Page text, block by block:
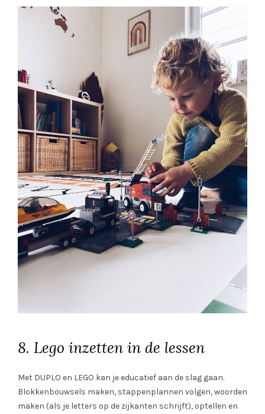
8. Lego inzetten in de lessen
Met DUPLO en LEGO kan je educatief aan de slag gaan.
Blokkenbouwsels maken, stappenplannen volgen, woorden
maken (als je letters op de zijkanten schrijft), optellen en